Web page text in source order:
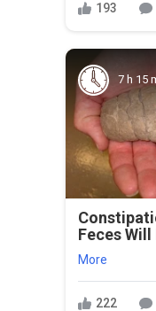
193
7 h 15
Feces Will
More
222